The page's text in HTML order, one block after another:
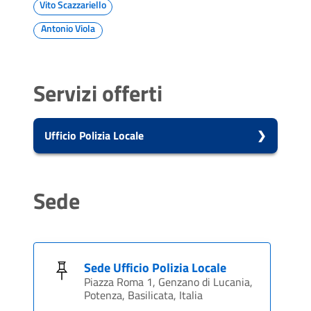
Vito Scazzariello
Antonio Viola
Servizi offerti
Ufficio Polizia Locale
Vai alla scheda di: Ufficio Polizia Locale
Accesso agli atti della Polizia Municipale
Comunicare i dati del conducente o del
violazione
Contestazioni e ricorsi a verbali o atti di
accertamento
Denuncia di smarrimento capi di bestiame
Sede
Sede Ufficio Polizia Locale
Piazza Roma 1, Genzano di Lucania,
Potenza, Basilicata, Italia